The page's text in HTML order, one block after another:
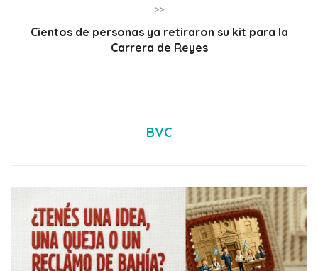
>>
Cientos de personas ya retiraron su kit para la
Carrera de Reyes
BVC